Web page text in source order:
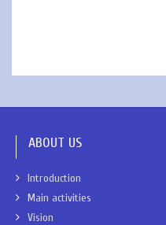
ABOUT US
Introduction
Main activities
Vision